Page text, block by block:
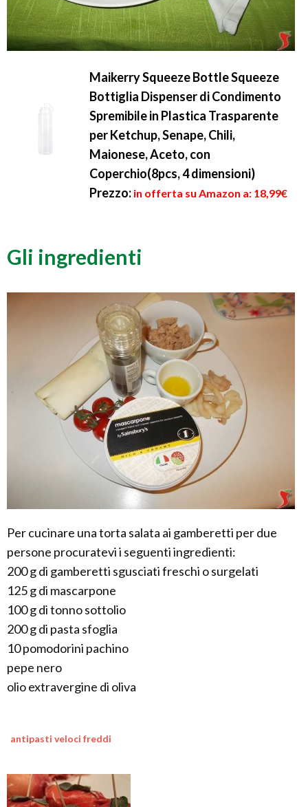
Maikerry Squeeze Bottle Squeeze
Bottiglia Dispenser di Condimento
Spremibile in Plastica Trasparente
per Ketchup, Senape, Chili,
Maionese, Aceto, con
Coperchio(8pcs, 4 dimensioni)
Prezzo: in offerta su Amazon a: 18,99€
Gli ingredienti
Per cucinare una torta salata ai gamberetti per due
persone procuratevi i seguenti ingredienti:
200 g di gamberetti sgusciati freschi o surgelati
125 g di mascarpone
100 g di tonno sottolio
200 g di pasta sfoglia
10 pomodorini pachino
pepe nero
olio extravergine di oliva
antipasti veloci freddi